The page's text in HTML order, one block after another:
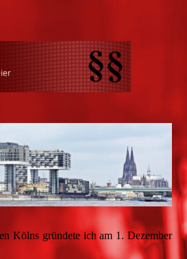
Kölns gründete ich am 1. Dezember